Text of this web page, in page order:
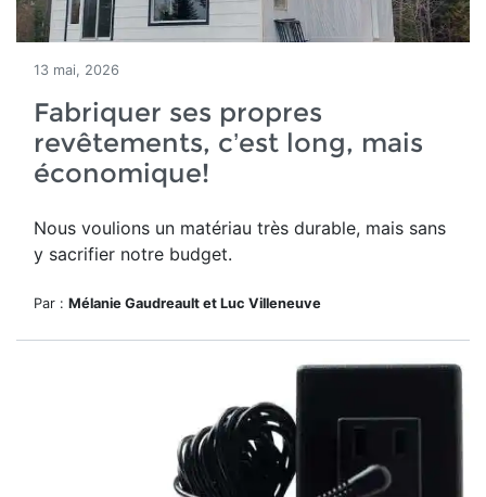
13 mai, 2026
Fabriquer ses propres
revêtements, c’est long, mais
économique!
Nous voulions un matériau très durable, mais sans
y sacrifier notre budget.
Par : Mélanie Gaudreault et Luc Villeneuve